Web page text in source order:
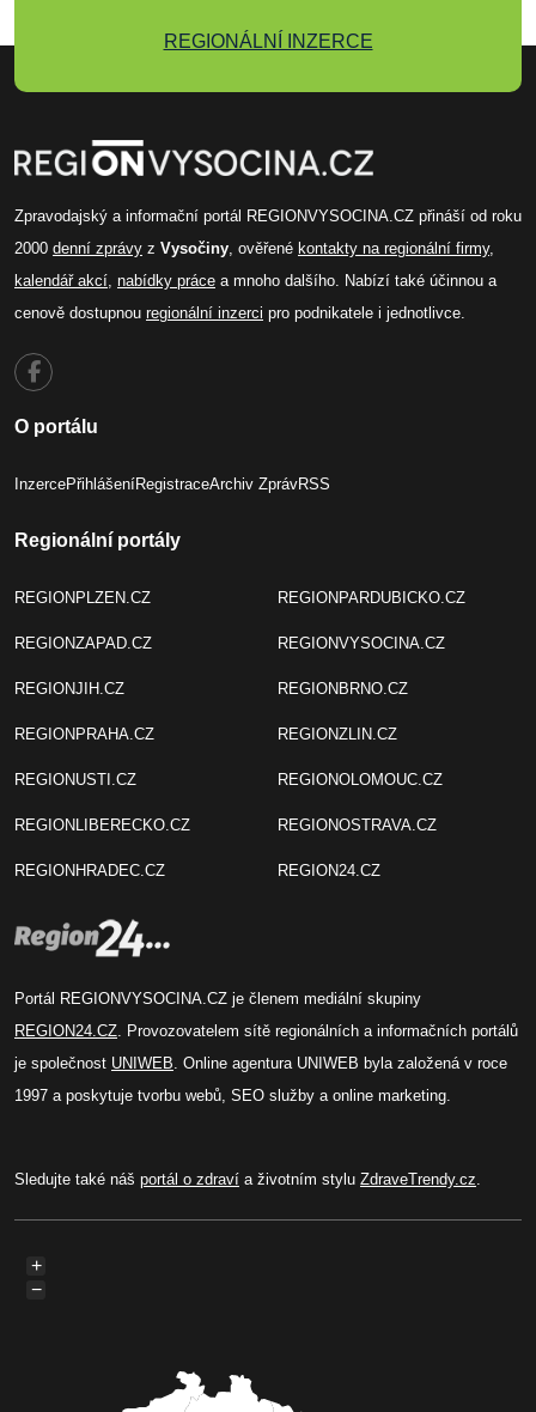
REGIONÁLNÍ INZERCE
Zpravodajský a informační portál REGIONVYSOCINA.CZ přináší od roku
2000 denní zprávy z Vysočiny , ověřené kontakty na regionální firmy,
kalendář akcí nabídky práce a mnoho dalšího. Nabízí také účinnou a
cenově dostupnou regionální inzerci pro podnikatele i jednotlivce.
O portálu
InzercePřihlášeníRegistraceArchiv ZprávRSS
Regionální portály
REGIONPLZEN.CZ
REGIONZAPAD.CZ
REGIONJIH.CZ
REGIONPRAHA.CZ
REGIONUSTI.CZ
REGIONLIBERECKO.CZ
REGIONHRADEC.CZ
REGIONPARDUBICKO.CZ
REGIONVYSOCINA.CZ
REGIONBRNO.CZ
REGIONZLIN.CZ
REGIONOLOMOUC.CZ
REGIONOSTRAVA.CZ
REGION24.CZ
Portál REGIONVYSOCINA.CZ je členem mediální skupiny
REGION24.CZ . Provozovatelem sítě regionálních a informačních portálů
je společnost UNIWEB . Online agentura UNIWEB byla založená v roce
1997 a poskytuje tvorbu webů, SEO služby a online marketing.
Sledujte také náš portál o zdraví a životním stylu ZdraveTrendy.cz
+
−